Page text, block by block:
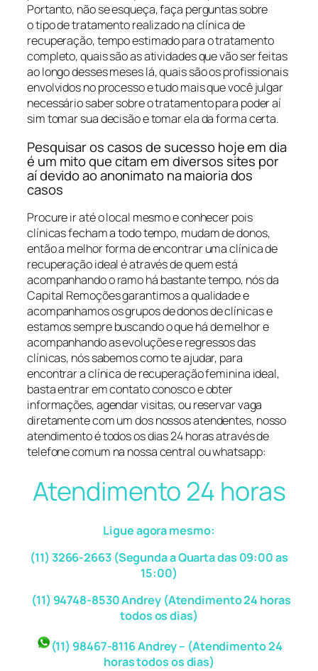
Portanto, não se esqueça, faça perguntas sobre
o tipo de tratamento realizado na clínica de
recuperação, tempo estimado para o tratamento
completo, quais são as atividades que vão ser feitas
ao longo desses meses lá, quais são os profissionais
envolvidos no processo e tudo mais que você julgar
necessário saber sobre o tratamento para poder aí
sim tomar sua decisão e tomar ela da forma certa.
Pesquisar os casos de sucesso hoje em dia
é um mito que citam em diversos sites por
aí devido ao anonimato na maioria dos
casos
Procure ir até o local mesmo e conhecer pois
clínicas fecham a todo tempo, mudam de donos,
então a melhor forma de encontrar uma clínica de
recuperação ideal é através de quem está
acompanhando o ramo há bastante tempo, nós da
Capital Remoções garantimos a qualidade e
acompanhamos os grupos de donos de clínicas e
estamos sempre buscando o que há de melhor e
acompanhando as evoluções e regressos das
clínicas, nós sabemos como te ajudar, para
encontrar a clínica de recuperação feminina ideal,
basta entrar em contato conosco e obter
informações, agendar visitas, ou reservar vaga
diretamente com um dos nossos atendentes, nosso
atendimento é todos os dias 24 horas através de
telefone comum na nossa central ou whatsapp:
Atendimento 24 horas
Ligue agora mesmo:
(11) 3266-2663 (Segunda a Quarta das 09:00 as
15:00)
(11) 94748-8530 Andrey (Atendimento 24 horas
todos os dias)
(11) 98467-8116 Andrey – (Atendimento 24
horas todos os dias)